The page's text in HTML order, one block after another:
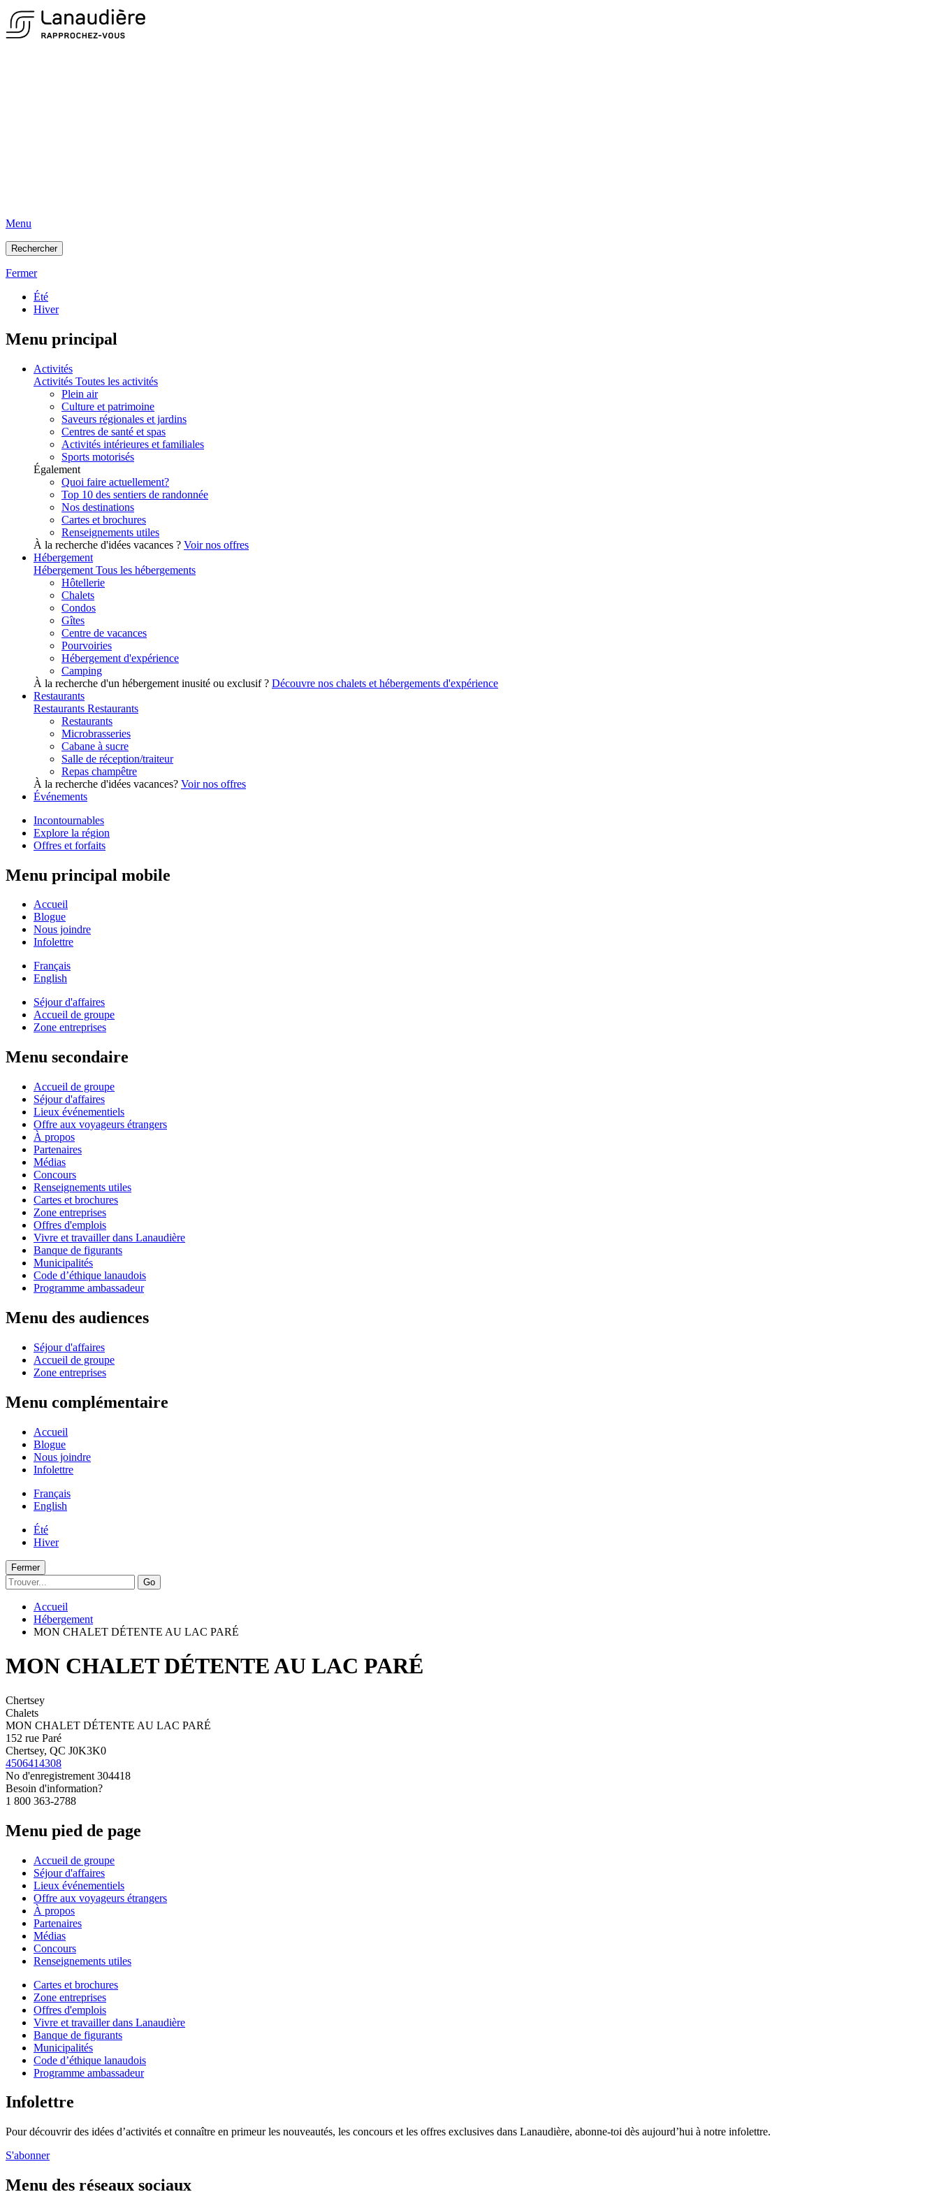
Menu
Rechercher
Fermer
Été
Hiver
Menu principal
Activités
Activités Toutes les activités
Plein air
Culture et patrimoine
Saveurs régionales et jardins
Centres de santé et spas
Activités intérieures et familiales
Sports motorisés
Également
Quoi faire actuellement?
Top 10 des sentiers de randonnée
Nos destinations
Cartes et brochures
Renseignements utiles
À la recherche d'idées vacances ? Voir nos offres
Hébergement
Hébergement Tous les hébergements
Hôtellerie
Chalets
Condos
Gîtes
Centre de vacances
Pourvoiries
Hébergement d'expérience
Camping
À la recherche d'un hébergement inusité ou exclusif ? Découvre nos chalets et hébergements d'expérience
Restaurants
Restaurants Restaurants
Restaurants
Microbrasseries
Cabane à sucre
Salle de réception/traiteur
Repas champêtre
À la recherche d'idées vacances? Voir nos offres
Événements
Incontournables
Explore la région
Offres et forfaits
Menu principal mobile
Accueil
Blogue
Nous joindre
Infolettre
Français
English
Séjour d'affaires
Accueil de groupe
Zone entreprises
Menu secondaire
Accueil de groupe
Séjour d'affaires
Lieux événementiels
Offre aux voyageurs étrangers
À propos
Partenaires
Médias
Concours
Renseignements utiles
Cartes et brochures
Zone entreprises
Offres d'emplois
Vivre et travailler dans Lanaudière
Banque de figurants
Municipalités
Code d’éthique lanaudois
Programme ambassadeur
Menu des audiences
Séjour d'affaires
Accueil de groupe
Zone entreprises
Menu complémentaire
Accueil
Blogue
Nous joindre
Infolettre
Français
English
Été
Hiver
Fermer
Go
Accueil
Hébergement
MON CHALET DÉTENTE AU LAC PARÉ
MON CHALET DÉTENTE AU LAC PARÉ
Chertsey
Chalets
MON CHALET DÉTENTE AU LAC PARÉ
152 rue Paré
Chertsey, QC J0K3K0
4506414308
No d'enregistrement 304418
Besoin d'information?
1 800 363-2788
Menu pied de page
Accueil de groupe
Séjour d'affaires
Lieux événementiels
Offre aux voyageurs étrangers
À propos
Partenaires
Médias
Concours
Renseignements utiles
Cartes et brochures
Zone entreprises
Offres d'emplois
Vivre et travailler dans Lanaudière
Banque de figurants
Municipalités
Code d’éthique lanaudois
Programme ambassadeur
Infolettre
Pour découvrir des idées d’activités et connaître en primeur les nouveautés, les concours et les offres exclusives dans Lanaudière, abonne-toi dès aujourd’hui à notre infolettre.
S'abonner
Menu des réseaux sociaux